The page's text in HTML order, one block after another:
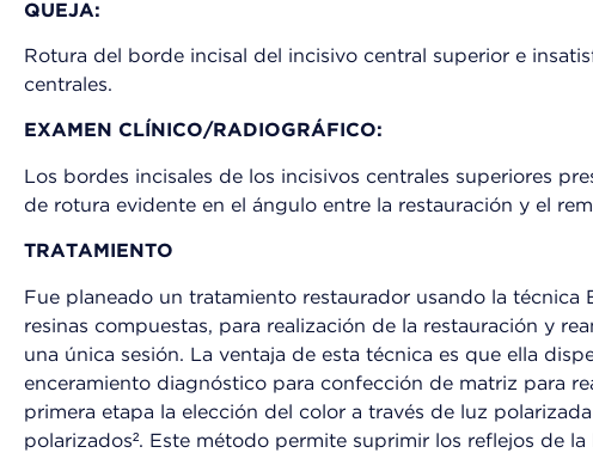
QUEJA:
Rotura del borde incisal del incisivo central superior e
centrales.
EXAMEN CLÍNICO/RADIOGRÁFICO:
Los bordes incisales de los incisivos centrales superiores
de rotura evidente en el ángulo entre la restauración y el
TRATAMIENTO
Fue planeado un tratamiento restaurador usando la técnica
resinas compuestas, para realización de la restauración y
una única sesión. La ventaja de esta técnica es que ella
enceramiento diagnóstico para confección de matriz para
primera etapa la elección del color a través de luz
polarizados². Este método permite suprimir los reflejos de